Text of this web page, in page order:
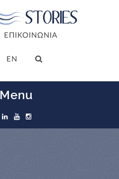
ΕΠΙΚΟΙΝΩΝΙΑ
EN
Menu